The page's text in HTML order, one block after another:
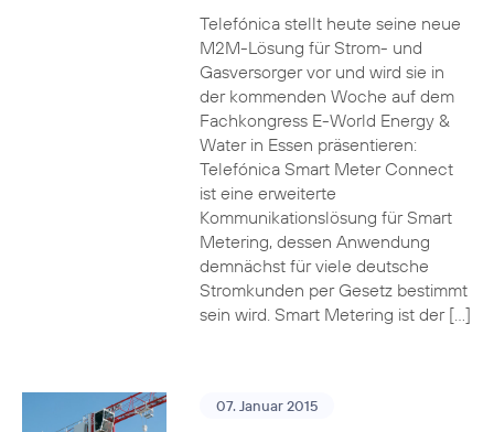
Telefónica stellt heute seine neue
M2M-Lösung für Strom- und
Gasversorger vor und wird sie in
der kommenden Woche auf dem
Fachkongress E-World Energy &
Water in Essen präsentieren:
Telefónica Smart Meter Connect
ist eine erweiterte
Kommunikationslösung für Smart
Metering, dessen Anwendung
demnächst für viele deutsche
Stromkunden per Gesetz bestimmt
sein wird. Smart Metering ist der […]
07. Januar 2015